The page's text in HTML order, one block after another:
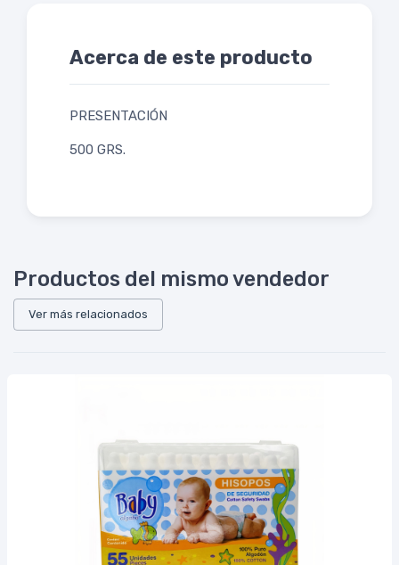
Acerca de este producto
PRESENTACIÓN
500 GRS.
Productos del mismo vendedor
Ver más relacionados